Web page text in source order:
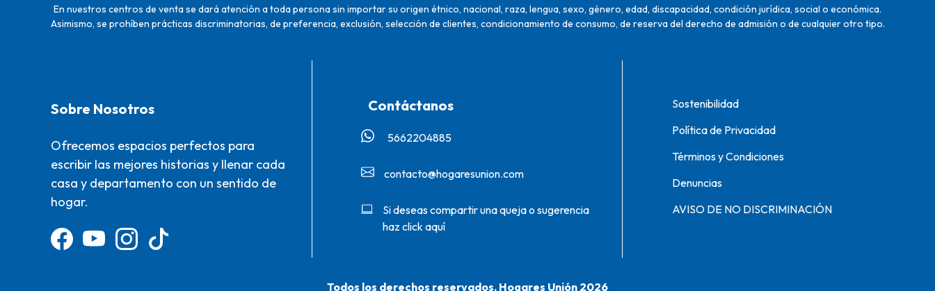
En nuestros centros de venta se dará atención a toda persona sin importar su origen étnico, nacional, raza, lengua, sexo, género, edad, discapacidad, condición jurídica, social o económica.
Asimismo, se prohíben prácticas discriminatorias, de preferencia, exclusión, selección de clientes, condicionamiento de consumo, de reserva del derecho de admisión o de cualquier otro tipo.
Sobre Nosotros
Ofrecemos espacios perfectos para
escribir las mejores historias y llenar cada
casa y departamento con un sentido de
hogar.
Contáctanos
5662204885‬
contacto@hogaresunion.com
Si deseas compartir una queja o sugerencia
haz click aquí
Sostenibilidad
Política de Privacidad
Términos y Condiciones
Denuncias
AVISO DE NO DISCRIMINACIÓN
Todos los derechos reservados. Hogares Unión 2026